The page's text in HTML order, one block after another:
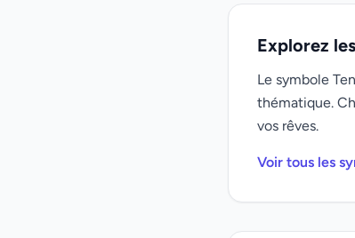
Explorez
Le symbole
thématique.
vos rêves.
Voir tous les